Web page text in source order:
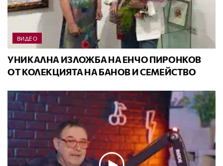
ВИДЕО
УНИКАЛНА ИЗЛОЖБА НА ЕНЧО ПИРОНКОВ
ОТ КОЛЕКЦИЯТА НА БАНОВ И СЕМЕЙСТВО